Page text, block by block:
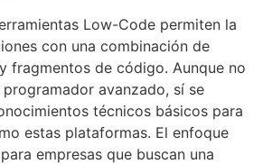
Low-Code permiten la
con una combinación de
fragmentos de código. Aunque no
avanzado, sí se
técnicos básicos para
estas plataformas. El enfoque
empresas que buscan una